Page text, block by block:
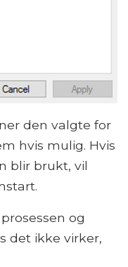
den valgte for
hvis mulig. Hvis
blir brukt, vil
og
det ikke virker,